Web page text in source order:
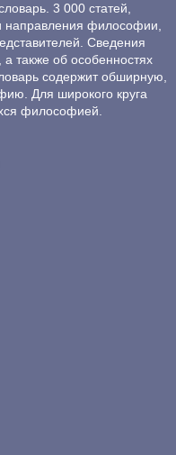
3 000 статей,
направления философии,
Сведения
также об особенностях
содержит обширную,
Для широкого круга
философией.